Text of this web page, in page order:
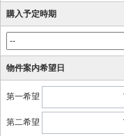
購入予定時期
物件案内希望日
第一希望
第二希望